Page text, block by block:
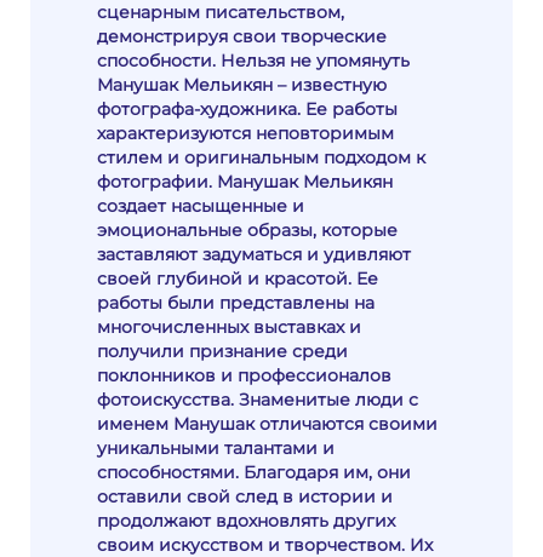
сценарным писательством,
демонстрируя свои творческие
способности. Нельзя не упомянуть
Манушак Мельикян – известную
фотографа-художника. Ее работы
характеризуются неповторимым
стилем и оригинальным подходом к
фотографии. Манушак Мельикян
создает насыщенные и
эмоциональные образы, которые
заставляют задуматься и удивляют
своей глубиной и красотой. Ее
работы были представлены на
многочисленных выставках и
получили признание среди
поклонников и профессионалов
фотоискусства. Знаменитые люди с
именем Манушак отличаются своими
уникальными талантами и
способностями. Благодаря им, они
оставили свой след в истории и
продолжают вдохновлять других
своим искусством и творчеством. Их